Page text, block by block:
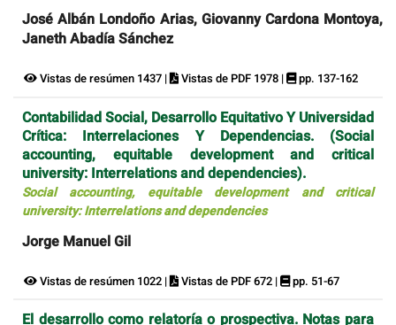
José Albán Londoño Arias, Giovanny Cardona Montoya,
Janeth Abadía Sánchez
Vistas de resúmen 1437 | Vistas de PDF 1978 | pp. 137-162
Contabilidad Social, Desarrollo Equitativo Y Universidad
Crítica: Interrelaciones Y Dependencias. (Social
accounting, equitable development and critical
university: Interrelations and dependencies).
Social accounting, equitable development and critical
university: Interrelations and dependencies
Jorge Manuel Gil
Vistas de resúmen 1022 | Vistas de PDF 672 | pp. 51-67
El desarrollo como relatoría o prospectiva. Notas para